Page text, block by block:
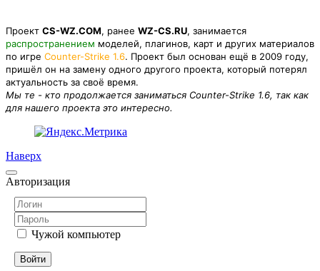
Проект CS-WZ.COM, ранее WZ-CS.RU, занимается
распространением моделей, плагинов, карт и других материалов
по игре Counter-Strike 1.6. Проект был основан ещё в 2009 году,
пришёл он на замену одного другого проекта, который потерял
актуальность за своё время.
Мы те - кто продолжается заниматься Counter-Strike 1.6, так как
для нашего проекта это интересно.
Наверх
Авторизация
Чужой компьютер
Войти